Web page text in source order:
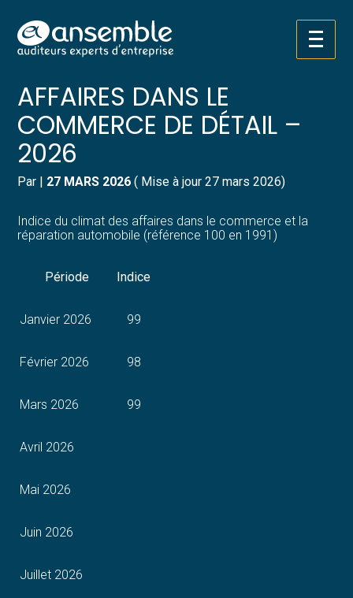
Aller
au
Créer et reprendre une activité
Gérer votre quotidien
Piloter votre entreprise
Développer votre entreprise
Structurer votre croissance
Être prêt pour la facturation
Pilotez votre gestion
Suivre votre comptabilité
Gérer vos ressources humaines
Dématérialiser vos documents
INDICE DU CLIMAT DES
AFFAIRES DANS LE
COMMERCE DE DÉTAIL –
2026
Par | 27 MARS 2026 ( Mise à jour 27 mars 2026)
Indice du climat des affaires dans le commerce et la
réparation automobile (référence 100 en 1991)
Période Indice
Janvier 2026 99
Février 2026 98
Mars 2026 99
Avril 2026
Mai 2026
Juin 2026
Juillet 2026